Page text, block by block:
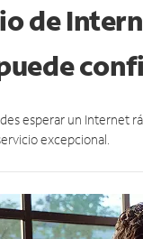
de
esperar un Internet
excepcional.